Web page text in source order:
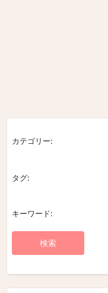
カテゴリー:
タグ:
キーワード: